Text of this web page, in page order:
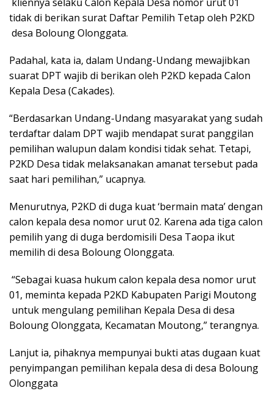
tidak di berikan surat Daftar Pemilih Tetap oleh P2KD
desa Boloung Olonggata.
Padahal, kata ia, dalam Undang-Undang mewajibkan
suarat DPT wajib di berikan oleh P2KD kepada Calon
Kepala Desa (Cakades).
“Berdasarkan Undang-Undang masyarakat yang sudah
terdaftar dalam DPT wajib mendapat surat panggilan
pemilihan walupun dalam kondisi tidak sehat. Tetapi,
P2KD Desa tidak melaksanakan amanat tersebut pada
saat hari pemilihan,” ucapnya.
Menurutnya, P2KD di duga kuat ‘bermain mata’ dengan
calon kepala desa nomor urut 02. Karena ada tiga calon
pemilih yang di duga berdomisili Desa Taopa ikut
memilih di desa Boloung Olonggata.
“Sebagai kuasa hukum calon kepala desa nomor urut
01, meminta kepada P2KD Kabupaten Parigi Moutong
untuk mengulang pemilihan Kepala Desa di desa
Boloung Olonggata, Kecamatan Moutong,” terangnya.
Lanjut ia, pihaknya mempunyai bukti atas dugaan kuat
penyimpangan pemilihan kepala desa di desa Boloung
Olonggata